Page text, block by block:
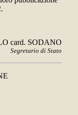
card. SODANO
Segretario di Stato